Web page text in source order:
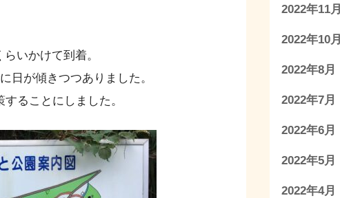
いかけて到着。
日が傾きつつありました。
ることにしました。
2022年11月
2022年10月
2022年8月
2022年7月
2022年6月
2022年5月
2022年4月